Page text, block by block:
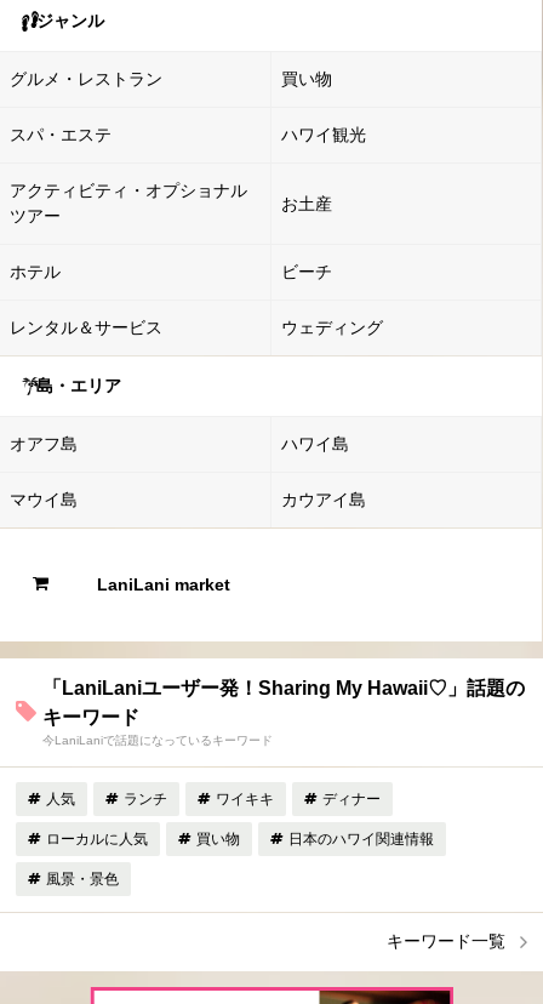
ジャンル
グルメ・レストラン 買い物
スパ・エステ ハワイ観光
アクティビティ・オプショナル
ツアー
お土産
ホテル ビーチ
レンタル＆サービス ウェディング
島・エリア
オアフ島 ハワイ島
マウイ島 カウアイ島
LaniLani market
「LaniLaniユーザー発！Sharing My Hawaii♡」話題の
キーワード
今LaniLaniで話題になっているキーワード
人気 ランチ ワイキキ ディナー
ローカルに人気 買い物 日本のハワイ関連情報
風景・景色
キーワード一覧